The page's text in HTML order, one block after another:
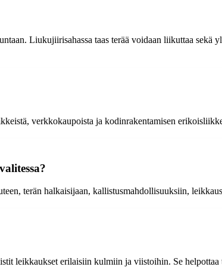
Liukujiirisahassa taas terää voidaan liikuttaa sekä
verkkokaupoista ja kodinrakentamisen
terän halkaisijaan, kallistusmahdollisuuksiin,
leikkaukset erilaisiin kulmiin ja viistoihin. Se